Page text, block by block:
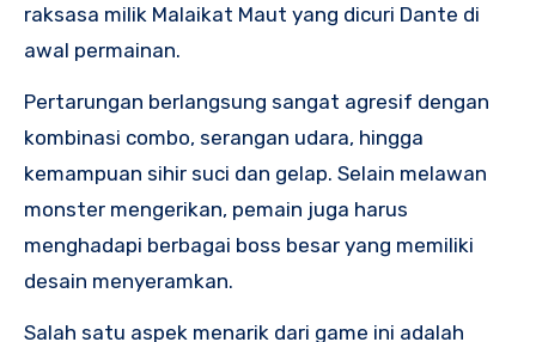
raksasa milik Malaikat Maut yang dicuri Dante di
awal permainan.
Pertarungan berlangsung sangat agresif dengan
kombinasi combo, serangan udara, hingga
kemampuan sihir suci dan gelap. Selain melawan
monster mengerikan, pemain juga harus
menghadapi berbagai boss besar yang memiliki
desain menyeramkan.
Salah satu aspek menarik dari game ini adalah